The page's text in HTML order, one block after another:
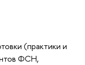
(практики и
ФСН,